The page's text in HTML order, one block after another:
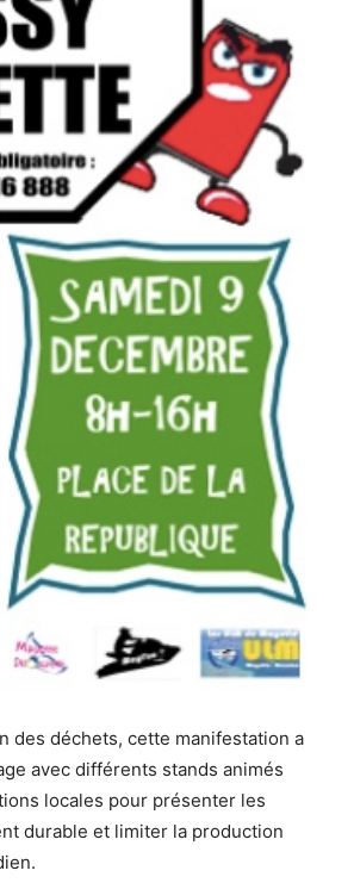
des déchets, cette manifestation a
avec différents stands animés
locales pour présenter les
durable et limiter la production